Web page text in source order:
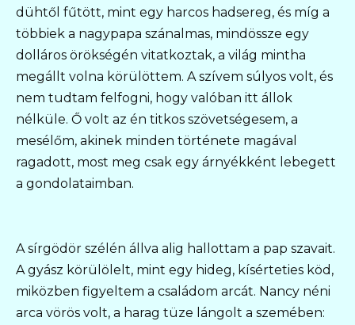
dühtől fűtött, mint egy harcos hadsereg, és míg a
többiek a nagypapa szánalmas, mindössze egy
dolláros örökségén vitatkoztak, a világ mintha
megállt volna körülöttem. A szívem súlyos volt, és
nem tudtam felfogni, hogy valóban itt állok
nélküle. Ő volt az én titkos szövetségesem, a
mesélőm, akinek minden története magával
ragadott, most meg csak egy árnyékként lebegett
a gondolataimban.
A sírgödör szélén állva alig hallottam a pap szavait.
A gyász körülölelt, mint egy hideg, kísérteties köd,
miközben figyeltem a családom arcát. Nancy néni
arca vörös volt, a harag tüze lángolt a szemében: